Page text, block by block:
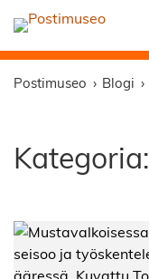
Postimuseo Blogi
Kategoria: